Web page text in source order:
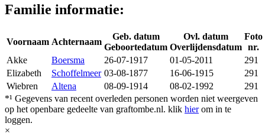
Familie informatie:
Voornaam Achternaam
Geb. datum
Geboortedatum
Ovl. datum
Overlijdensdatum
Foto
nr.
Akke
Boersma 26-07-1917 01-05-2011
291
Elizabeth
Schoffelmeer 03-08-1877 16-06-1915
291
Wiebren
Altena 08-09-1914 08-02-1992
291
*¹ Gegevens van recent overleden personen worden niet weergeven
op het openbare gedeelte van graftombe.nl. klik hierom in te
loggen.
×